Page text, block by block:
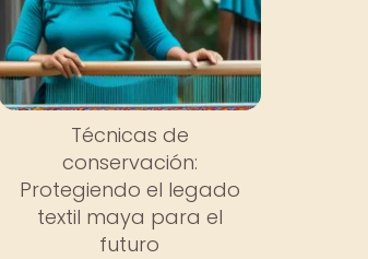
Técnicas de
conservación:
Protegiendo el legado
textil maya para el
futuro